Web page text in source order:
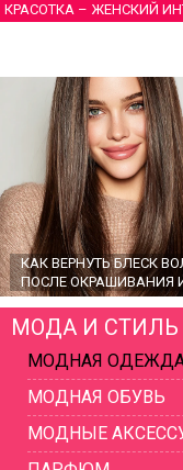
КРАСОТКА – ЖЕНСКИЙ
КАК ВЕРНУТЬ БЛЕСК
ПОСЛЕ ОКРАШИВАНИЯ
МОДА И СТИЛЬ
МОДНАЯ
МОДНАЯ ОБУВЬ
МОДНЫЕ